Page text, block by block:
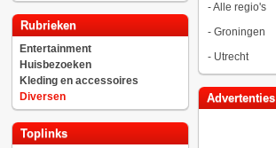
Rubrieken
Entertainment
Huisbezoeken
Kleding en accessoires
Diversen
Toplinks
-Alle regio's
- Groningen
- Utrecht
Advertenties